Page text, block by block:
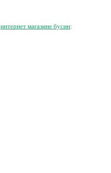
интернет магазине бусин: